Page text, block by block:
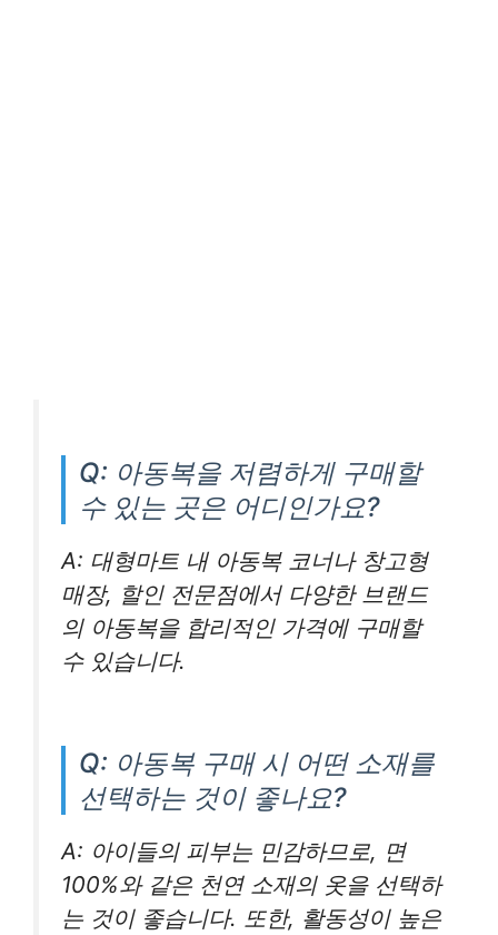
Q: 아동복을 저렴하게 구매할
수 있는 곳은 어디인가요?
A: 대형마트 내 아동복 코너나 창고형
매장, 할인 전문점에서 다양한 브랜드
의 아동복을 합리적인 가격에 구매할
수 있습니다.
Q: 아동복 구매 시 어떤 소재를
선택하는 것이 좋나요?
A: 아이들의 피부는 민감하므로, 면
100%와 같은 천연 소재의 옷을 선택하
는 것이 좋습니다. 또한, 활동성이 높은